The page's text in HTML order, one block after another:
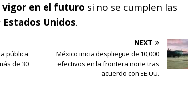
en el futuro si no se cumplen las
Estados Unidos.
pública
de 30
NEXT
México inicia despliegue de 10,000
efectivos en la frontera norte tras
acuerdo con EE.UU.